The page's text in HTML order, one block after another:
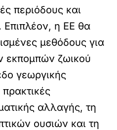
περιόδους και
Επιπλέον, η ΕΕ θα
μεθόδους για
εκπομπών ζωικού
γεωργικής
αλλαγής, τη
ουσιών και τη